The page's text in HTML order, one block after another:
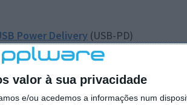
valor à sua privacidade
e/ou acedemos a informações num
Power Delivery (USB-PD)